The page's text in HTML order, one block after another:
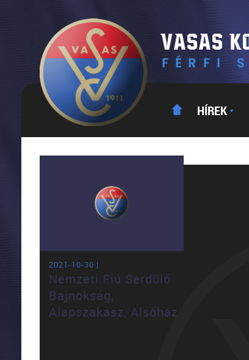
HÍREK ▼
2021-10-30 |
Nemzeti Fiú Serdülő
Bajnokság,
Alapszakasz, Alsóház